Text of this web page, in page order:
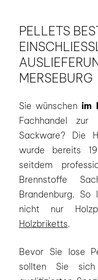
PELLETS
ERSEBURG
Sie wünschen im
Fachhandel
Sackware? Die
wurde bereits
seitdem
Brennstoffe
Brandenburg.
nicht nur
Holzbriketts.
Bevor Sie lose
sollten Sie